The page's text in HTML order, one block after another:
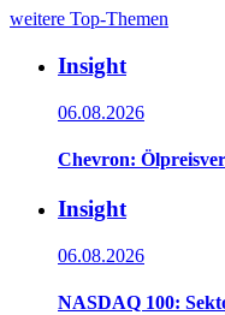
weitere Top-Themen
Insight
06.08.2026
Chevron:
Insight
06.08.2026
NASDAQ 100: